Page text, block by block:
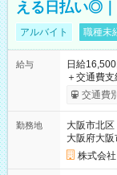
える日払い◎
アルバイト 職種未
給与
日給
＋交通費支給 ★交通費全額支給！ ★日払いOK！（規
働いたそ
交通費
勤務地
大阪市北区
大阪府大阪
株式会